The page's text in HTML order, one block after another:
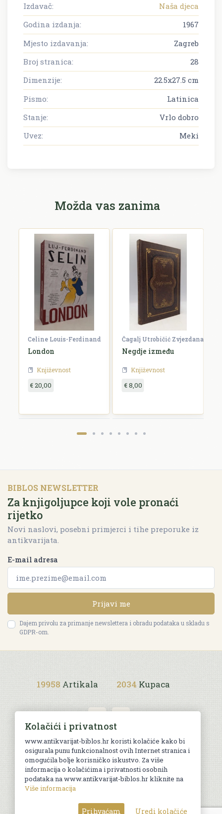
Izdavač:
Naša djeca
Godina izdanja:
1967
Mjesto izdavanja:
Zagreb
Broj stranica:
28
Dimenzije:
22.5x27.5 cm
Pismo:
Latinica
Stanje:
Vrlo dobro
Uvez:
Meki
Možda vas zanima
Celine Louis-Ferdinand
London
Književnost
€ 20,00
Čagalj Utrobičić Zvjezdana
Negdje između
Književnost
€ 8,00
BIBLOS NEWSLETTER
Za knjigoljupce koji vole pronaći
rijetko
Novi naslovi, posebni primjerci i tihe preporuke iz
antikvarijata.
E-mail adresa
Prijavi me
Dajem privolu za primanje newslettera i obradu podataka u skladu s
GDPR-om.
19958 Artikala 2034 Kupaca
Uvjeti kupnje
© Sva prava pridržana. Web by
Kolačići i privatnost
www.antikvarijat-biblos.hr koristi kolačiće kako bi
osigurala punu funkcionalnost ovih Internet stranica i
omogućila bolje korisničko iskustvo. Za više
informacija o kolačićima i privatnosti osobnih
podataka na www.antikvarijat-biblos.hr kliknite na
Više informacija
Prihvaćam Uredi kolačiće